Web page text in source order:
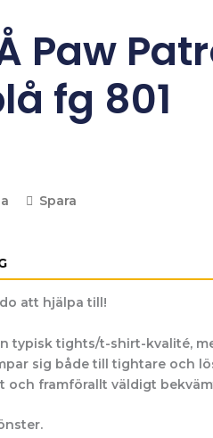
Paw
fg 801
Spara
att hjälpa till!
typisk tights/t-shirt-kvalité,
sig både till tightare och
och framförallt väldigt